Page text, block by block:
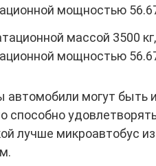
мощностью
массой 3500
мощностью
автомобили могут быть
способно
лучше микроавтобус